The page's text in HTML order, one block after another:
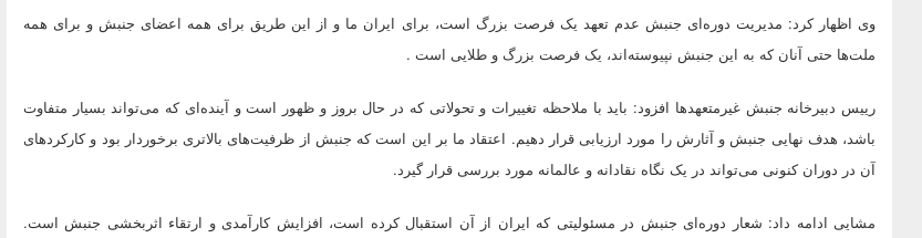
وی اظهار کرد: مدیریت دوره‌ای جنبش عدم تعهد یک فرصت بزرگ است، برای ایران ما و از این طریق برای همه اعضای جنبش و برای همه
ملت‌ها حتی آنان که به این جنبش نپیوسته‌اند، یک فرصت بزرگ و طلایی است .
رییس دبیرخانه جنبش غیرمتعهدها افزود: باید با ملاحظه تغییرات و تحولاتی که در حال بروز و ظهور است و آینده‌ای که می‌تواند بسیار متفاوت
باشد، هدف نهایی جنبش و آثارش را مورد ارزیابی قرار دهیم. اعتقاد ما بر این است که جنبش از ظرفیت‌های بالاتری برخوردار بود و کارکردهای
آن در دوران کنونی می‌تواند در یک نگاه نقادانه و عالمانه مورد بررسی قرار گیرد.
مشایی ادامه داد: شعار دوره‌ای جنبش در مسئولیتی که ایران از آن استقبال کرده است، افزایش کارآمدی و ارتقاء اثربخشی جنبش است.